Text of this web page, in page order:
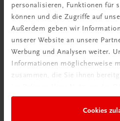
personalisieren, Funktionen für
können und die Zugriffe auf
Außerdem geben wir
unserer Website an unsere
Werbung und Analysen weiter.
Informationen möglicherweise
zusammen, die Sie ihnen
Cookies
Ratgeber Schulpraxis
Wie mit KI im
umgehen?